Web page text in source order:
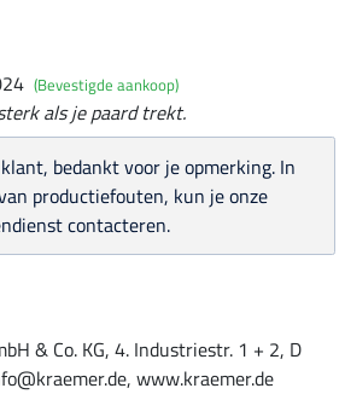
(Bevestigde aankoop)
als je paard trekt.
bedankt voor je opmerking. In
productiefouten, kun je onze
contacteren.
& Co. KG, 4. Industriestr. 1 + 2, D
www.kraemer.de